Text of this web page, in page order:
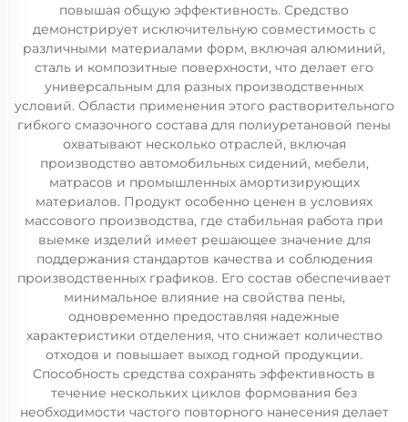
повышая общую эффективность. Средство
демонстрирует исключительную совместимость с
различными материалами форм, включая алюминий,
сталь и композитные поверхности, что делает его
универсальным для разных производственных
условий. Области применения этого растворительного
гибкого смазочного состава для полиуретановой пены
охватывают несколько отраслей, включая
производство автомобильных сидений, мебели,
матрасов и промышленных амортизирующих
материалов. Продукт особенно ценен в условиях
массового производства, где стабильная работа при
выемке изделий имеет решающее значение для
поддержания стандартов качества и соблюдения
производственных графиков. Его состав обеспечивает
минимальное влияние на свойства пены,
одновременно предоставляя надежные
характеристики отделения, что снижает количество
отходов и повышает выход годной продукции.
Способность средства сохранять эффективность в
течение нескольких циклов формования без
необходимости частого повторного нанесения делает